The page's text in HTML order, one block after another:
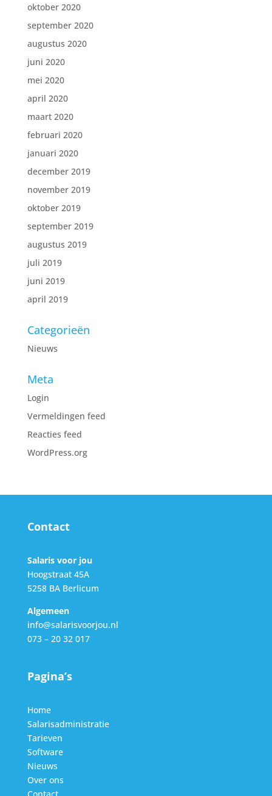
oktober 2020
september 2020
augustus 2020
juni 2020
mei 2020
april 2020
maart 2020
februari 2020
januari 2020
december 2019
november 2019
oktober 2019
september 2019
augustus 2019
juli 2019
juni 2019
april 2019
Categorieën
Nieuws
Meta
Login
Vermeldingen feed
Reacties feed
WordPress.org
Contact
Salaris voor jou
Hoogstraat 45A
5258 BA Berlicum
Algemeen
info@salarisvoorjou.nl
073 – 20 32 017
Pagina’s
Home
Salarisadministratie
Tarieven
Software
Nieuws
Over ons